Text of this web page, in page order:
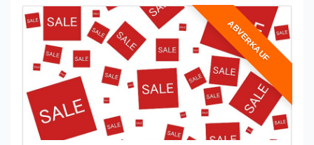
ABVERKAUF